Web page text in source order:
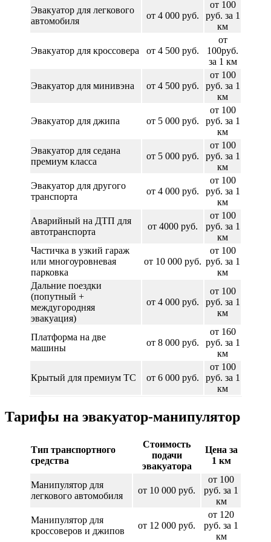
Эвакуатор для легкового
автомобиля
от 4 000 руб.
от 100
руб. за 1
км
Эвакуатор для кроссовера от 4 500 руб.
от
100руб.
за 1 км
Эвакуатор для минивэна от 4 500 руб.
от 100
руб. за 1
км
Эвакуатор для джипа от 5 000 руб.
от 100
руб. за 1
км
Эвакуатор для седана
премиум класса
от 5 000 руб.
от 100
руб. за 1
км
Эвакуатор для другого
транспорта
от 4 000 руб.
от 100
руб. за 1
км
Аварийный на ДТП для
автотранспорта
от 4000 руб.
от 100
руб. за 1
км
Частичка в узкий гараж
или многоуровневая
парковка
от 10 000 руб.
от 100
руб. за 1
км
Дальние поездки
(попутный +
междугородняя
эвакуация)
от 4 000 руб.
от 100
руб. за 1
км
Платформа на две
машины
от 8 000 руб.
от 160
руб. за 1
км
Крытый для премиум ТС от 6 000 руб.
от 100
руб. за 1
км
Тарифы на эвакуатор-манипулятор
Тип транспортного
средства
Стоимость
подачи
эвакуатора
Цена за
1 км
Манипулятор для
легкового автомобиля
от 10 000 руб.
от 100
руб. за 1
км
Манипулятор для
кроссоверов и джипов
от 12 000 руб.
от 120
руб. за 1
км